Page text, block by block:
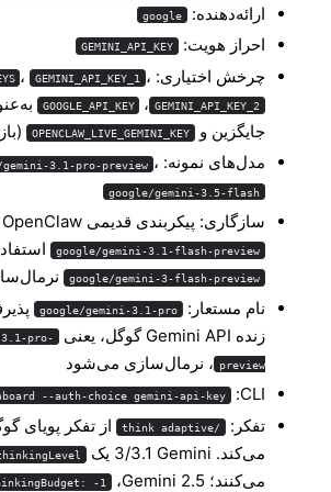
ارائه‌دهنده: google
احراز هویت: GEMINI_API_KEY
چرخش اختیاری: ، GEMINI_API_KEY_1 ،
GEMINI_API_KEY_2 ، ‏ GOOGLE_API_KEY
جایگزین و
OPENCLAW_LIVE_GEMINI_KEY
مدل‌های نمونه:
gemini-3.1-pro-preview ،
google/gemini-3.5-flash
سازگاری: پیکربندی قدیمی OpenClaw که از
google/gemini-3.1-flash-preview
google/gemini-3-flash-preview
نام مستعار:
google/gemini-3.1-pro
زنده Gemini API گوگل، یعنی
pro-
preview ، نرمال‌سازی می‌شود
CLI: ‏
--auth-choice gemini-api-key
تفکر: /think adaptive
از تفکر پویای
می‌کند. Gemini ‏3/3.1 یک
می‌کنند؛ Gemini 2.5، ‏
-1